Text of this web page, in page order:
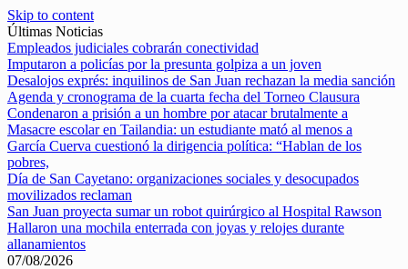
Skip to content
Últimas Noticias
Empleados judiciales cobrarán conectividad
Imputaron a policías por la presunta golpiza a un joven
Desalojos exprés: inquilinos de San Juan rechazan la media sanción
Agenda y cronograma de la cuarta fecha del Torneo Clausura
Condenaron a prisión a un hombre por atacar brutalmente a
Masacre escolar en Tailandia: un estudiante mató al menos a
García Cuerva cuestionó la dirigencia política: “Hablan de los
pobres,
Día de San Cayetano: organizaciones sociales y desocupados
movilizados reclaman
San Juan proyecta sumar un robot quirúrgico al Hospital Rawson
Hallaron una mochila enterrada con joyas y relojes durante
allanamientos
07/08/2026